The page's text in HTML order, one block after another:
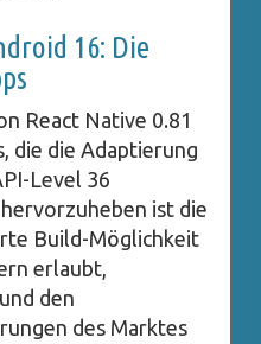
16: Die
React Native 0.81
die die Adaptierung
Level 36
ist die
Build-Möglichkeit
erlaubt,
den
des Marktes